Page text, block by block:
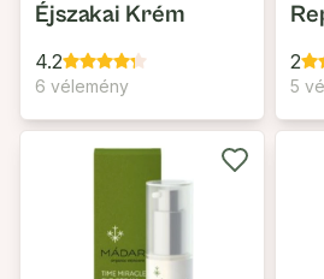
Éjszakai Krém
4.2
6 vélemény
2
5